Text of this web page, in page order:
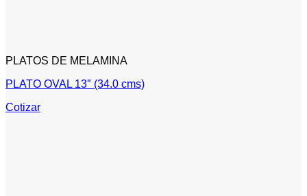
PLATOS DE MELAMINA
PLATO OVAL 13″ (34.0 cms)
Cotizar